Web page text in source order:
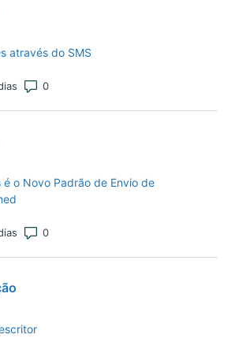
através do SMS
Número total de comentários: 0
é o Novo Padrão de Envio de
Número total de comentários: 0